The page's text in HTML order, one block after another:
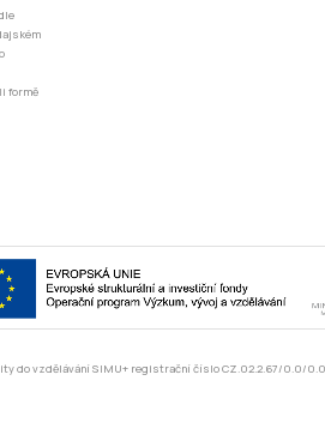
formě
do vzdělávání SIMU+ registrační číslo CZ.02.2.67/0.0/